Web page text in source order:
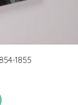
1855